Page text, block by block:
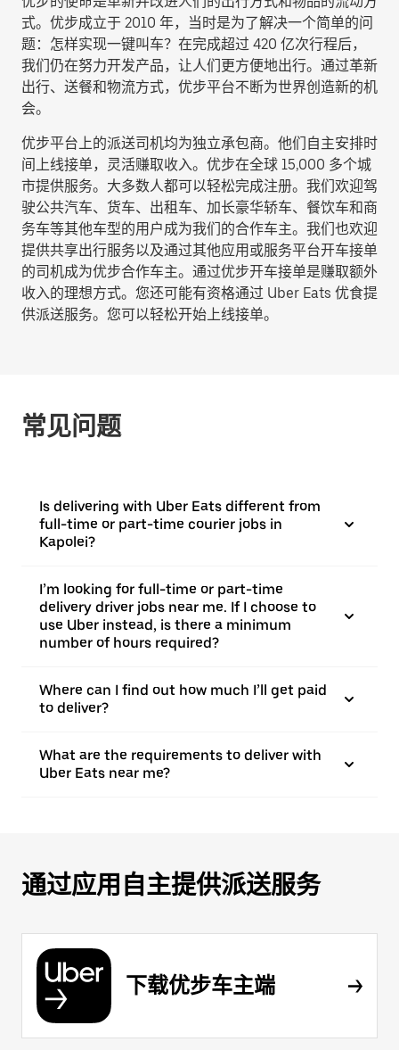
式。优步成立于 2010 年，当时是为了解决一个简单的问
题：怎样实现一键叫车？在完成超过 420 亿次行程后，
我们仍在努力开发产品，让人们更方便地出行。通过革新
出行、送餐和物流方式，优步平台不断为世界创造新的机
会。
优步平台上的派送司机均为独立承包商。他们自主安排时
间上线接单，灵活赚取收入。优步在全球 15,000 多个城
市提供服务。大多数人都可以轻松完成注册。我们欢迎驾
驶公共汽车、货车、出租车、加长豪华轿车、餐饮车和商
务车等其他车型的用户成为我们的合作车主。我们也欢迎
提供共享出行服务以及通过其他应用或服务平台开车接单
的司机成为优步合作车主。通过优步开车接单是赚取额外
收入的理想方式。您还可能有资格通过 Uber Eats 优食提
供派送服务。您可以轻松开始上线接单。
常见问题
Is delivering with Uber Eats different from
full-time or part-time courier jobs in
Kapolei?
I’m looking for full-time or part-time
delivery driver jobs near me. If I choose to
use Uber instead, is there a minimum
number of hours required?
Where can I find out how much I’ll get paid
to deliver?
What are the requirements to deliver with
Uber Eats near me?
通过应用自主提供派送服务
下载优步车主端